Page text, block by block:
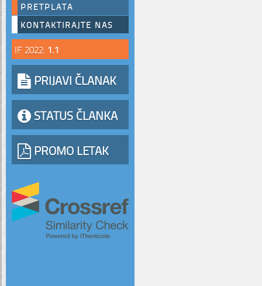
PRETPLATA
KONTAKTIRAJTE NAS
IF 2022: 1.1
PRIJAVI ČLANAK
STATUS ČLANKA
PROMO LETAK